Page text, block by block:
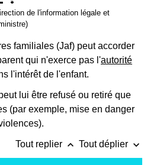
de l'information légale et
familiales (Jaf) peut accorder
qui n'exerce pas l'autorité
l'intérêt de l'enfant.
lui être refusé ou retiré que
(par exemple, mise en danger
Tout replier keyboard_arrow_up Tout déplier keyboard_arrow_down